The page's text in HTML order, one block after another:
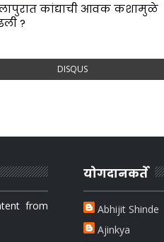
कांद्याची आवक कशामुळे
?
DISQUS
from
योगदानकर्ते
Abhijit Shinde
Ajinkya